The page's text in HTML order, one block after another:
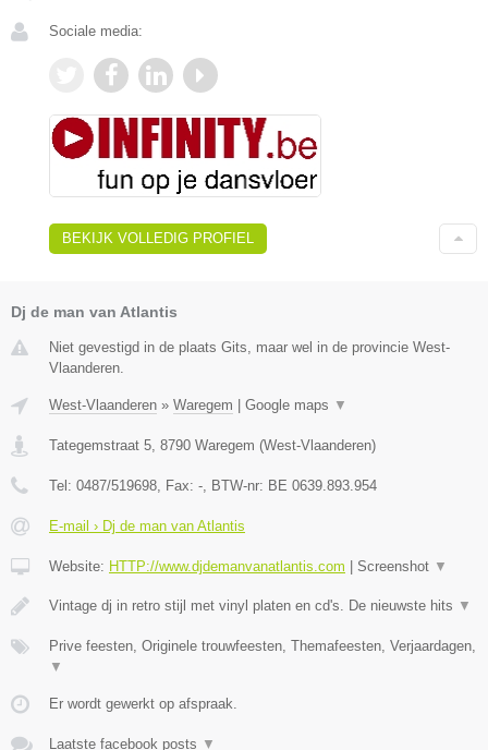
Sociale media:
BEKIJK VOLLEDIG PROFIEL
Dj de man van Atlantis
Niet gevestigd in de plaats Gits, maar wel in de provincie West-
Vlaanderen.
West-Vlaanderen » Waregem | Google maps ▼
Tategemstraat 5 8790 Waregem (West-Vlaanderen)
Tel: 0487/519698 , Fax: - , BTW-nr: BE 0639.893.954
E-mail › Dj de man van Atlantis
Website: HTTP://www.djdemanvanatlantis.com | Screenshot ▼
Vintage dj in retro stijl met vinyl platen en cd's. De nieuwste hits ▼
Prive feesten, Originele trouwfeesten, Themafeesten, Verjaardagen,
▼
Er wordt gewerkt op afspraak.
Laatste facebook posts ▼